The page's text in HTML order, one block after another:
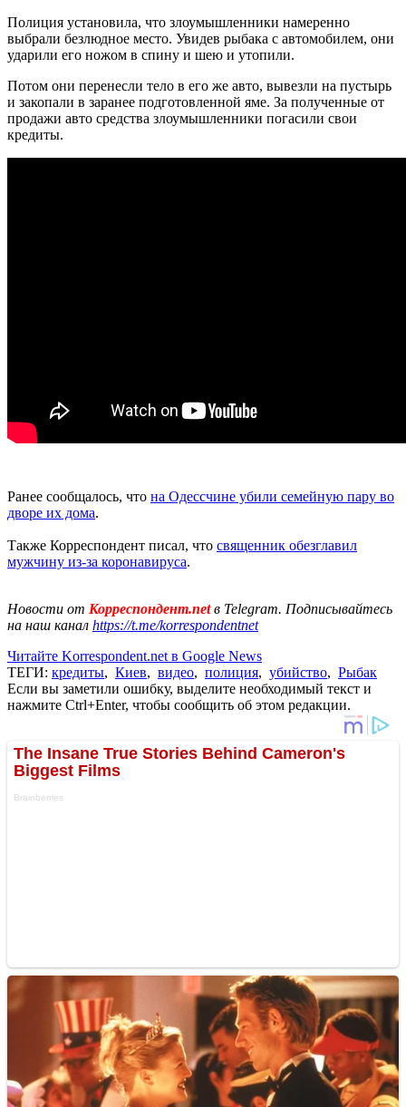
Полиция установила, что злоумышленники намеренно
выбрали безлюдное место. Увидев рыбака с автомобилем, они
ударили его ножом в спину и шею и утопили.
Потом они перенесли тело в его же авто, вывезли на пустырь
и закопали в заранее подготовленной яме. За полученные от
продажи авто средства злоумышленники погасили свои
кредиты.
Ранее сообщалось, что на Одессчине убили семейную пару во
дворе их дома.
Также Корреспондент писал, что священник обезглавил
мужчину из-за коронавируса.
Новости от Корреспондент.netв Telegram. Подписывайтесь
на наш канал https://t.me/korrespondentnet
Читайте Korrespondent.net в Google News
ТЕГИ: кредиты, Киев, видео, полиция, убийство, Рыбак
Если вы заметили ошибку, выделите необходимый текст и
нажмите Ctrl+Enter, чтобы сообщить об этом редакции.